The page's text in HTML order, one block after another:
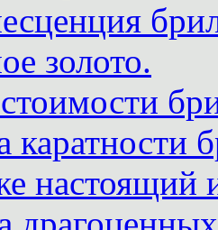
золото.
каратности
настоящий